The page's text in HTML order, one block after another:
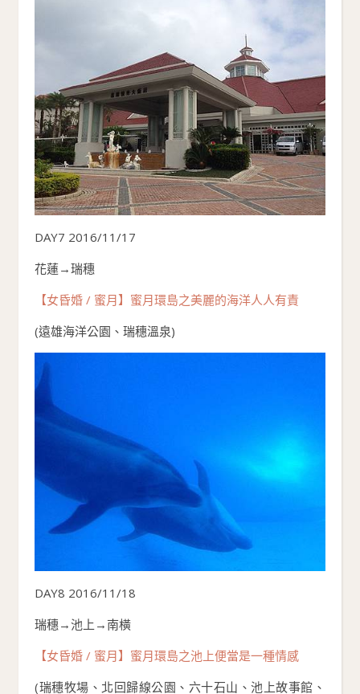
DAY7 2016/11/17
花蓮→瑞穗
【女昏婚 / 蜜月】蜜月環島之美麗的海洋人人有責
(遠雄海洋公園、瑞穗溫泉)
DAY8 2016/11/18
瑞穗→池上→南橫
【女昏婚 / 蜜月】蜜月環島之池上便當是一種情感
(瑞穗牧場、北回歸線公園、六十石山、池上故事館、